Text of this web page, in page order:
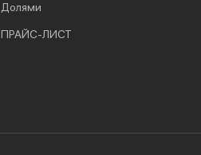
Долями
ПРАЙС-ЛИСТ